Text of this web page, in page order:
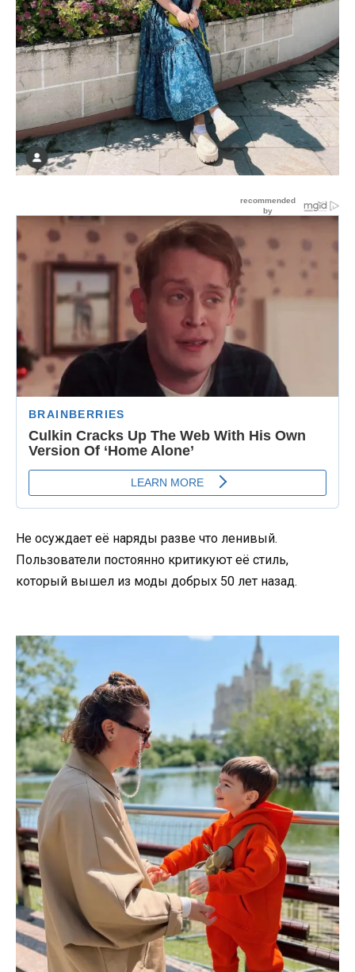
Не осуждает её наряды разве что ленивый.
Пользователи постоянно критикуют её стиль,
который вышел из моды добрых 50 лет назад.